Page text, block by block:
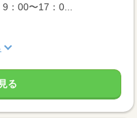
：00〜17：0...
る